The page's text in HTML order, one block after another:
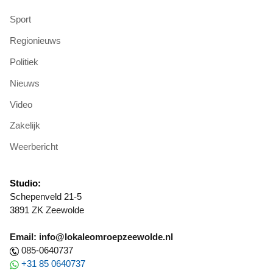
Sport
Regionieuws
Politiek
Nieuws
Video
Zakelijk
Weerbericht
Studio:
Schepenveld 21-5
3891 ZK Zeewolde
Email: info@lokaleomroepzeewolde.nl
085-0640737
+31 85 0640737